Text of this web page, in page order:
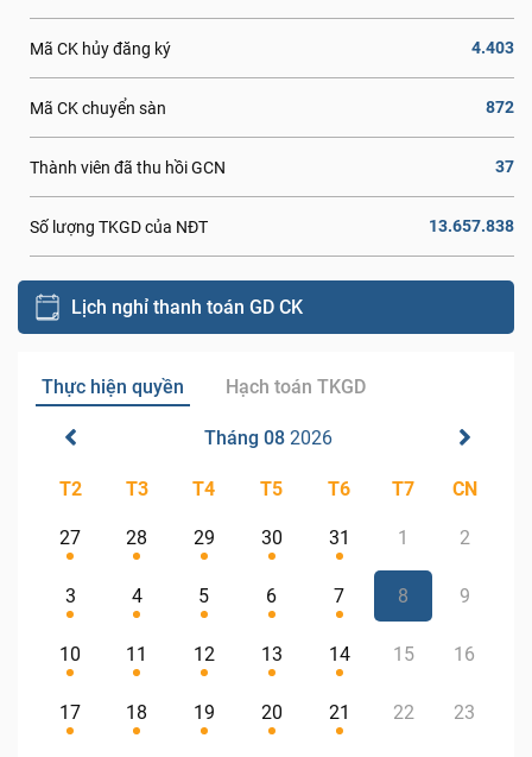
Mã CK hủy đăng ký 4.403
Mã CK chuyển sàn 872
Thành viên đã thu hồi GCN 37
Số lượng TKGD của NĐT 13.657.838
Lịch nghỉ thanh toán GD CK
Thực hiện quyền Hạch toán TKGD
Tháng 08 2026
T2 T3 T4 T5 T6 T7 CN
27 28 29 30 31 1 2
3 4 5 6 7 8 9
10 11 12 13 14 15 16
17 18 19 20 21 22 23